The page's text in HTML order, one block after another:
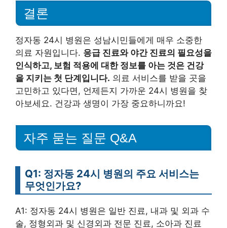
결론
정자동 24시 병원은 성남시민들에게 매우 소중한
의료 자원입니다. 응급 진료와 야간 진료의 필요성을
인식하고, 보험 적용에 대한 정보를 아는 것은 건강
을 지키는 첫 단계입니다. 의료 서비스를 받을 곳을
고민하고 있다면, 언제든지 가까운 24시 병원을 찾
아보세요. 건강과 생명이 가장 중요하니까요!
자주 묻는 질문 Q&A
Q1: 정자동 24시 병원의 주요 서비스는
무엇인가요?
A1: 정자동 24시 병원은 일반 진료, 내과 및 외과 수
술, 정형외과 및 신경외과 전문 진료, 소아과 진료